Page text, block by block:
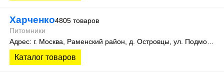
Харченко4805 товаров
Питомники
Каталог товаров